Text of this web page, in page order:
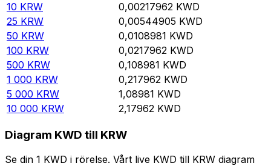
10 KRW 0,00217962 KWD
25 KRW 0,00544905 KWD
50 KRW 0,0108981 KWD
100 KRW 0,0217962 KWD
500 KRW 0,108981 KWD
1 000 KRW 0,217962 KWD
5 000 KRW 1,08981 KWD
10 000 KRW 2,17962 KWD
Diagram KWD till KRW
Se din 1 KWD i rörelse. Vårt live KWD till KRW diagram